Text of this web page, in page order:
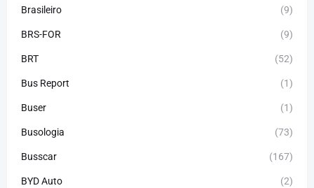
Brasileiro (9)
BRS-FOR (9)
BRT (52)
Bus Report (1)
Buser (1)
Busologia (73)
Busscar (167)
BYD Auto (2)